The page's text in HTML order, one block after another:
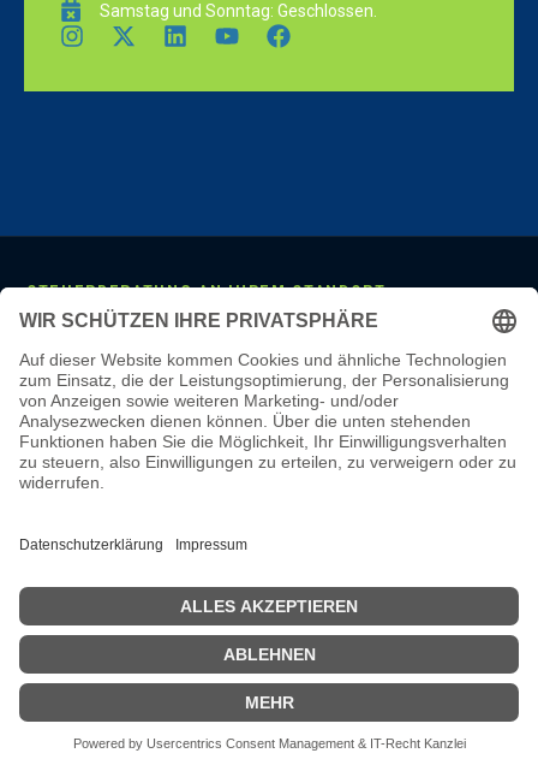
Samstag und Sonntag: Geschlossen.
STEUERBERATUNG AN IHREM STANDORT
Mannheim· Ludwigshafen Heidelberg· Frankfurt
Darmstadt
· Wiesbaden ·Mainz·Stuttgart· Karlsruhe ·Freiburg·
München· Augsburg· Nürnberg·Regensburg· Köln
Aachen·Düsseldorf·Duisburg ·Essen· Dortmund·Münster
Bielefeld· Hannover ·Bremen·Hamburg ·Kiel ·Berlin·
Leipzig ·Erfurt
LEISTUNGEN & WISSEN
Steuerberatung·Monatliche Buchhaltung·Lohnbuchhaltung·
Steuerberater-Kosten
Steuer-Glossar·Steuer-Wissen·Karriere·
Steuerberater Mannheim